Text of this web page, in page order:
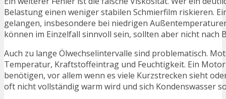
Belastung einen weniger stabilen Schmierfilm riskieren.
gelangen, insbesondere bei niedrigen
können im Einzelfall sinnvoll sein, sollten aber nicht nach
Auch zu lange Ölwechselintervalle sind problematisch.
Temperatur, Kraftstoffeintrag und Feuchtigkeit. Ein
benötigen, vor allem wenn es viele Kurzstrecken sieht
oft nicht vollständig warm wird und sich Kondenswasser